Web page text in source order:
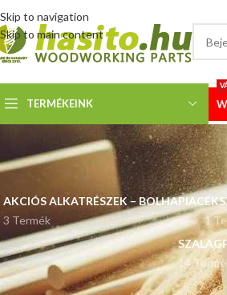
Skip to navigation
Skip to main content
TERMÉKEINK
AKCIÓS ALKATRÉSZEK – BOLHAPIAC
3 Termék
1
14
Kezdőlap “120 mm hasítókúp” címkével